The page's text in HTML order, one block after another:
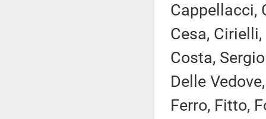
Cappellacci,
Cesa,
Costa,
Delle
Ferro, Fitto,